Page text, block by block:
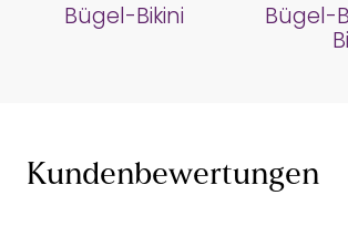
Bügel-Bikini
Bügel-
Kundenbewertungen